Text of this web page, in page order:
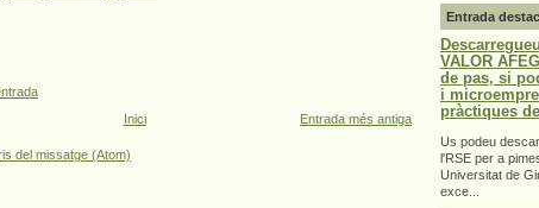
Entrada més antiga
Inici
del missatge (Atom)
Entrada
VALOR
de pas, si
i
pràctiques
Us podeu
l'RSE per a
Universitat de
exce...